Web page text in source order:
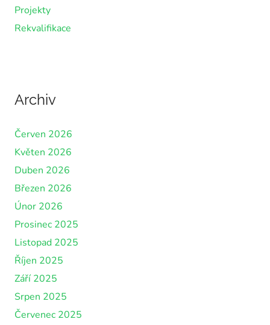
Projekty
Rekvalifikace
Archiv
Červen 2026
Květen 2026
Duben 2026
Březen 2026
Únor 2026
Prosinec 2025
Listopad 2025
Říjen 2025
Září 2025
Srpen 2025
Červenec 2025